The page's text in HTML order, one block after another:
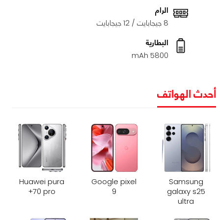
الرام
8 جيجابايت / 12 جيجابايت
البطارية
5800 mAh
أحدث الهواتف
Samsung
galaxy s25
ultra
Google pixel
9
Huawei pura
70 pro+